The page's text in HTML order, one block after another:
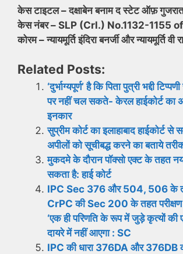
केस टाइटल – दक्षाबेन बनाम द स्टेट ऑफ़
केस नंबर – SLP (Crl.) No.1132-1155
कोरम – न्यायमूर्ति इंदिरा बनर्जी और न्यायमूर्ति वी
Related Posts:
‘दुर्भाग्यपूर्ण’ है कि पिता पुत्री भद्दी
पर नहीं चल सकते- केरल हाईकोर्ट का
इनकार
सुप्रीम कोर्ट का इलाहाबाद हाईकोर्ट से
अपीलों को सूचीबद्ध करने का बताये
मुकदमे के दौरान पॉक्सो एक्ट के तहत
सकता है: हाई कोर्ट
IPC Sec 376 और 504, 506 के
CrPC की Sec 200 के तहत परीक्षण
‘एक ही परिणति के रूप में जुड़े कृत्यों
दायरे में नहीं आएगा : SC
IPC की धारा 376DA और 376DB